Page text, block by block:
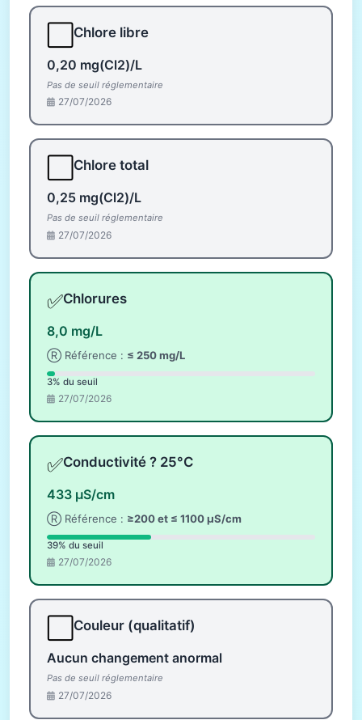
Chlore libre
0,20 mg(Cl2)/L
Pas de seuil réglementaire
27/07/2026
Chlore total
0,25 mg(Cl2)/L
Pas de seuil réglementaire
27/07/2026
✅Chlorures
8,0 mg/L
Ⓡ Référence : ≤ 250 mg/L
3% du seuil
27/07/2026
✅Conductivité ? 25°C
433 µS/cm
Ⓡ Référence : ≥200 et ≤ 1100 µS/cm
39% du seuil
27/07/2026
Couleur (qualitatif)
Aucun changement anormal
Pas de seuil réglementaire
27/07/2026